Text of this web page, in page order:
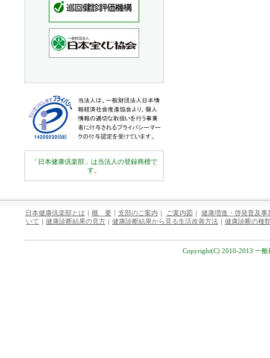
「日本健康倶楽部」は当法人の登録商標で
す。
日本健康倶楽部とは ｜ 概 要｜ 支部のご案内 ｜ ご案内図 ｜ 健康増進・啓発普及事
いて ｜ 健康診断結果の見方 ｜ 健康診断結果から見る生活改善方法 ｜ 健康診断の種
Copyright(C) 2010-2013 一